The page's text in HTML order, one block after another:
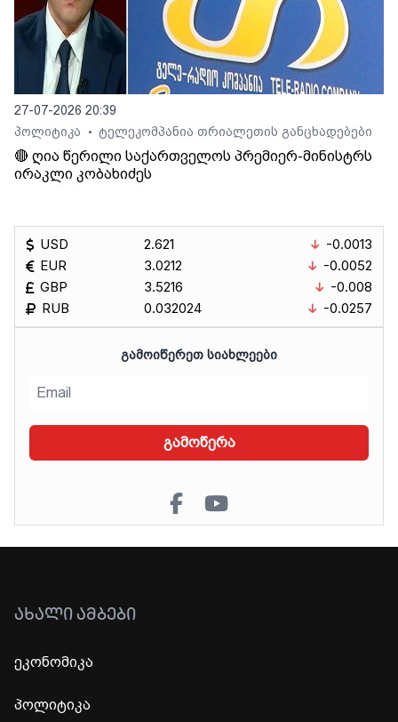
27-07-2026 20:39
პოლიტიკა
• ტელეკომპანია თრიალეთის განცხადებები
🔴 ღია წერილი საქართველოს პრემიერ-მინისტრს
ირაკლი კობახიძეს
USD
EUR
GBP
RUB
2.621
3.0212
3.5216
0.032024
-0.0013
-0.0052
-0.008
-0.0257
ᲒᲐᲛᲝᲘᲬᲔᲠᲔᲗ ᲡᲘᲐᲮᲚᲔᲔᲑᲘ
გამოწერა
ᲐᲮᲐᲚᲘ ᲐᲛᲑᲔᲑᲘ
ეკონომიკა
პოლიტიკა